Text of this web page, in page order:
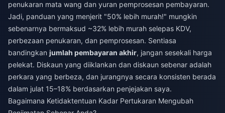
penukaran mata wang dan yuran pemprosesan pembayaran.
Jadi, panduan yang menjerit "50% lebih murah!" mungkin
sebenarnya bermaksud ~32% lebih murah selepas KDV,
perbezaan penukaran, dan pemprosesan. Sentiasa
bandingkan jumlah pembayaran akhir, jangan sesekali harga
pelekat. Diskaun yang diiklankan dan diskaun sebenar adalah
perkara yang berbeza, dan jurangnya secara konsisten berada
dalam julat 15–18% berdasarkan penjejakan saya.
Bagaimana Ketidaktentuan Kadar Pertukaran Mengubah